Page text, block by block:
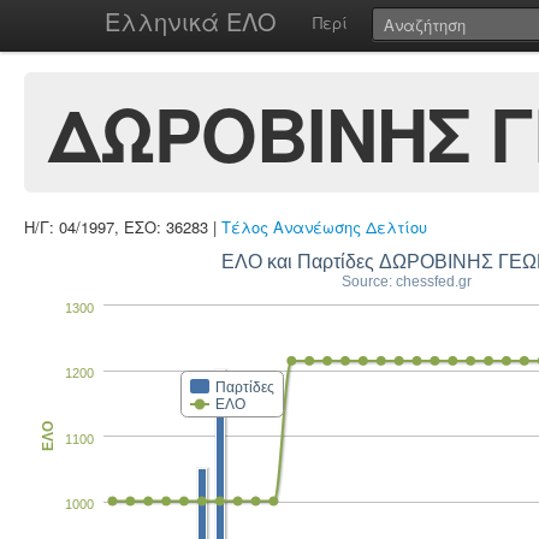
Ελληνικά ΕΛΟ Περί
ΔΩΡΟΒΙΝΗΣ
Η/Γ: 04/1997, ΕΣΟ: 36283 | Τέλος Ανανέωσης Δελτίου
ΕΛΟ και Παρτίδες ΔΩΡΟΒΙΝΗΣ
Source: chessfed.gr
Παρτίδες
ΕΛΟ
1000
1100
1200
1300
ΕΛΟ